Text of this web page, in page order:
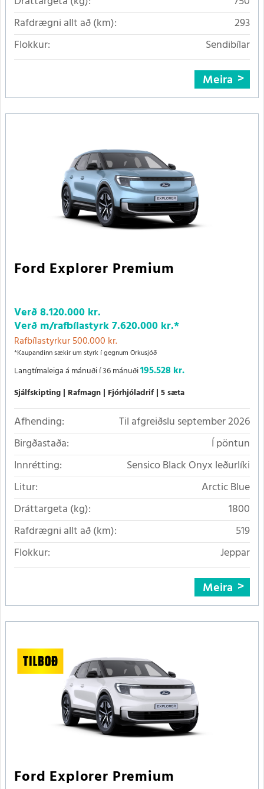
Rafdrægni allt að (km):
293
Flokkur:
Sendibílar
Meira
Ford Explorer Premium
Verð8.120.000 kr.
Verð m/rafbílastyrk7.620.000 kr.*
Rafbílastyrkur 500.000 kr.
*Kaupandinn sækir um styrk í gegnum Orkusjóð
Langtímaleiga á mánuði í 36 mánuði195.528 kr.
Sjálfskipting Rafmagn Fjórhjóladrif 5 sæta
Afhending:
Til afgreiðslu september 2026
Birgðastaða:
Í pöntun
Innrétting:
Sensico Black Onyx leðurlíki
Litur:
Arctic Blue
Dráttargeta (kg):
1800
Rafdrægni allt að (km):
519
Flokkur:
Jeppar
Meira
Ford Explorer Premium